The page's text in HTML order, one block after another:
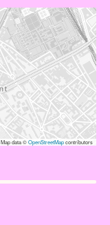
Map data ©OpenStreetMapcontributors